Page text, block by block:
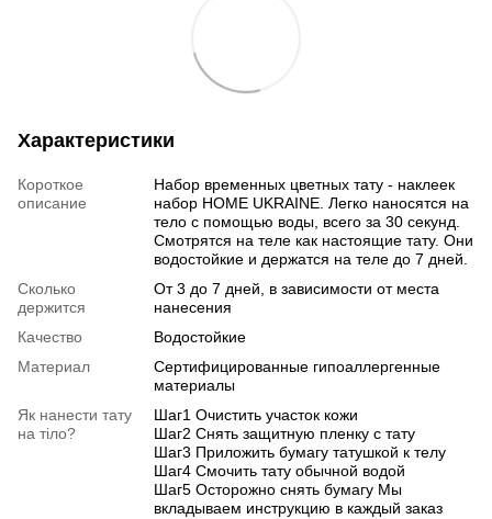
Характеристики
Короткое
описание
Набор временных цветных тату - наклеек
набор HOME UKRAINE. Легко наносятся на
тело с помощью воды, всего за 30 секунд.
Смотрятся на теле как настоящие тату. Они
водостойкие и держатся на теле до 7 дней.
Сколько
держится
От 3 до 7 дней, в зависимости от места
нанесения
Качество
Водостойкие
Материал
Сертифицированные гипоаллергенные
материалы
Як нанести тату
на тіло?
Шаг1 Очистить участок кожи
Шаг2 Снять защитную пленку с тату
Шаг3 Приложить бумагу татушкой к телу
Шаг4 Смочить тату обычной водой
Шаг5 Осторожно снять бумагу Мы
вкладываем инструкцию в каждый заказ